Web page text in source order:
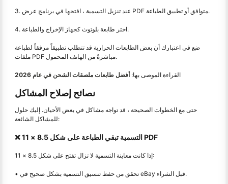
3. عند تنزيل التسمية ، افتحها في برنامج عرض PDF متوافق أو تطبيق الطباعة.
4. اختر طابعة بلوتوث كجهاز الإخراج والطباعة.
ضع في اعتبارك أن بعض الطابعات الحرارية قد تتطلب تطبيقاً مرفقاً لطباعة
ملفات PDF مباشرةً من الهاتف المحمول.
القراءة الموصى بها: أفضل طابعات ملصقات الشحن في عام 2026
نصائح إصلاح المشاكل
حتى مع الخطوات الصحيحة ، قد تواجه مشاكل في بعض الأحيان. إليك حلول
للمشاكل الشائعة:
❌ التسمية تبقي الطباعة على شكل 8.5 × 11 PDF
إذا كانت معاينة التسمية لا تزال تفتح على شكل 8.5 × 11:
• تحقق من حفظ تنسيق التسمية بشكل صحيح في eBay قبل الشراء.